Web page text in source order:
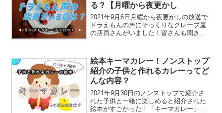
る？【月曜から夜更かし
2021年9月6日月曜から夜更かしの放送で
ドラえもんの声にそっくりなクレープ屋
の店員さんがいました！皆さんも聞きま
しくて、あのしゃべるスピードにも優し
さや温かさを感じて...
TV
絵本キーマカレー！ノンストップ
紹介の子供と作れるカレーってど
んな内容？
2021年9月30日のノンストップで紹介さ
れた子供と一緒に楽しめると紹介された
絵本がすごかった！「キーマカレー」と